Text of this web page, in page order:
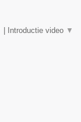
Introductie video ▼